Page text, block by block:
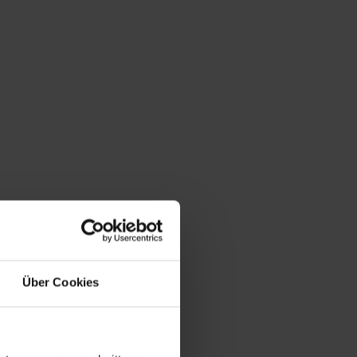
Über Cookies